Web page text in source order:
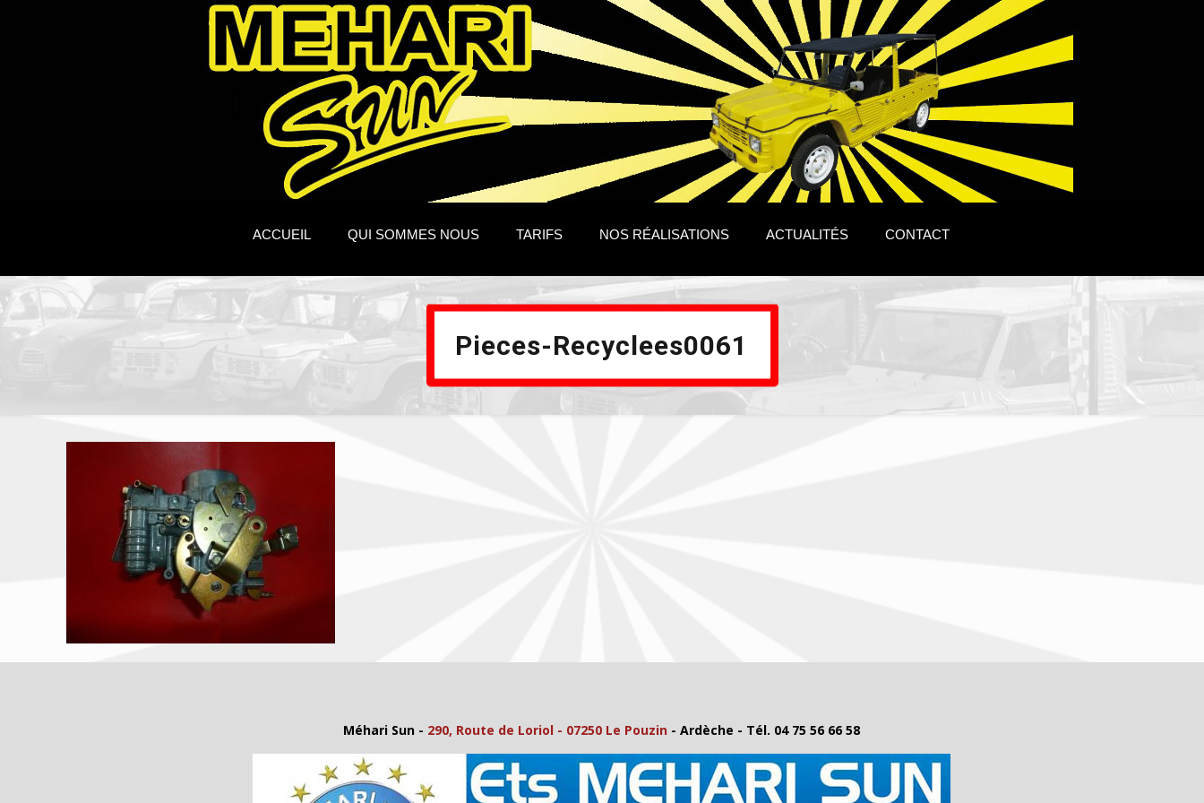
ACCUEIL QUI SOMMES NOUS TARIFS NOS RÉALISATIONS ACTUALITÉS CONTACT
Pieces-Recyclees0061
Méhari Sun - 290, Route de Loriol - 07250 Le Pouzin - Ardèche - Tél. 04 75 56 66 58